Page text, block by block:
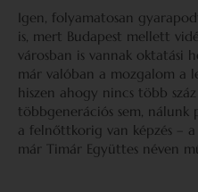
Igen, folyamatosan
is, mert Budapest mellett
városban is vannak oktatási
már valóban a mozgalom a
hiszen ahogy nincs több
többgenerációs sem, nálunk
a felnőttkorig van képzés –
már Timár Együttes néven